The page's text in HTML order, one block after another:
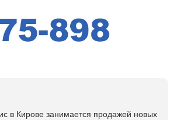
в Кирове занимается продажей новых